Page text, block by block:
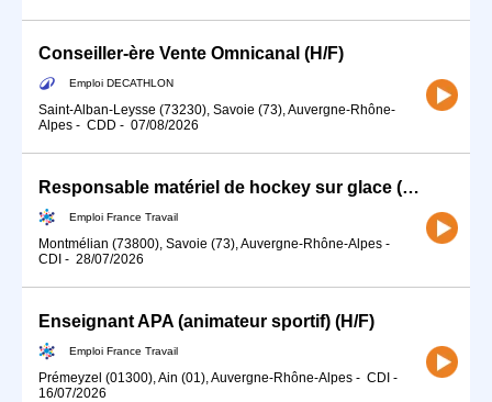
Conseiller-ère Vente Omnicanal (H/F)
Emploi DECATHLON
Saint-Alban-Leysse (73230), Savoie (73), Auvergne-Rhône-
Alpes - CDD - 07/08/2026
Responsable matériel de hockey sur glace (H/F)
Emploi France Travail
Montmélian (73800), Savoie (73), Auvergne-Rhône-Alpes -
CDI - 28/07/2026
Enseignant APA (animateur sportif) (H/F)
Emploi France Travail
Prémeyzel (01300), Ain (01), Auvergne-Rhône-Alpes - CDI -
16/07/2026